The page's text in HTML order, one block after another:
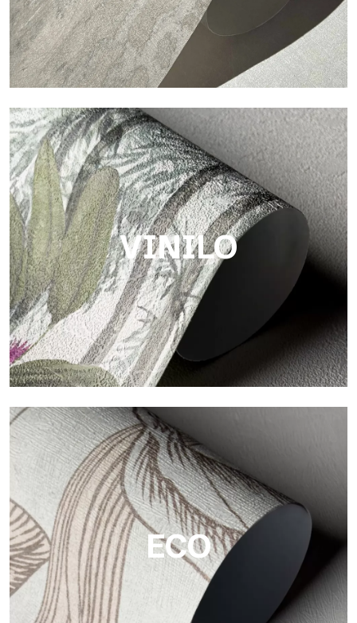
Touch
Acabado con trama fibrosa e irregular, con una textura suave
que aporta calidez y autenticidad a la superficie.
VINILO
Vinilo
Los acabados vinílicos de los papeles pintados de
Tecnografica ofrecen superficies resistentes, texturizadas y
visualmente sofisticadas.
ECO